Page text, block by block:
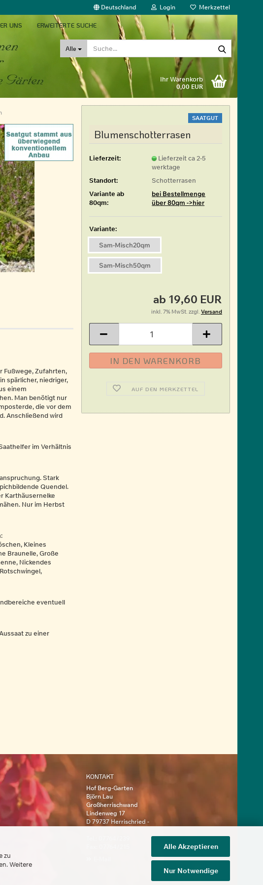
zu
Weitere
Alle Akzeptieren
Nur Notwendige
Deutschland Login Merkzettel
Alle
Ihr Warenkorb
0,00 EUR
UNS ERWEITERTE SUCHE
SAATGUT
Blumenschotterrasen
Lieferzeit:
Lieferzeit ca 2-5
werktage
Standort:
Schotterrasen
Variante ab
80qm:
bei Bestellmenge
über 80qm ->hier
Variante:
Sam-Misch20qm
Sam-Misch50qm
ab 19,60 EUR
inkl. 7% MwSt. zzgl. Versand
AUF DEN MERKZETTEL
Fußwege, Zufahrten,
spärlicher, niedriger,
einem
Man benötigt nur
die vor dem
Anschließend wird
im Verhältnis
Stark
Quendel.
Karthäusernelke
Nur im Herbst
Kleines
Braunelle, Große
Nickendes
eventuell
zu einer
KONTAKT
Hof Berg-Garten
Björn Lau
Großherrischwand
Lindenweg 17
D 79737 Herrischried -